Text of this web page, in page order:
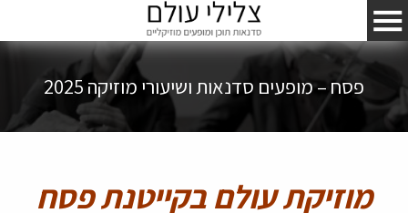
פסח – מופעים סדנאות ושיעורי מוזיקה 2025
מוזיקת עולם בקייטנת פסח